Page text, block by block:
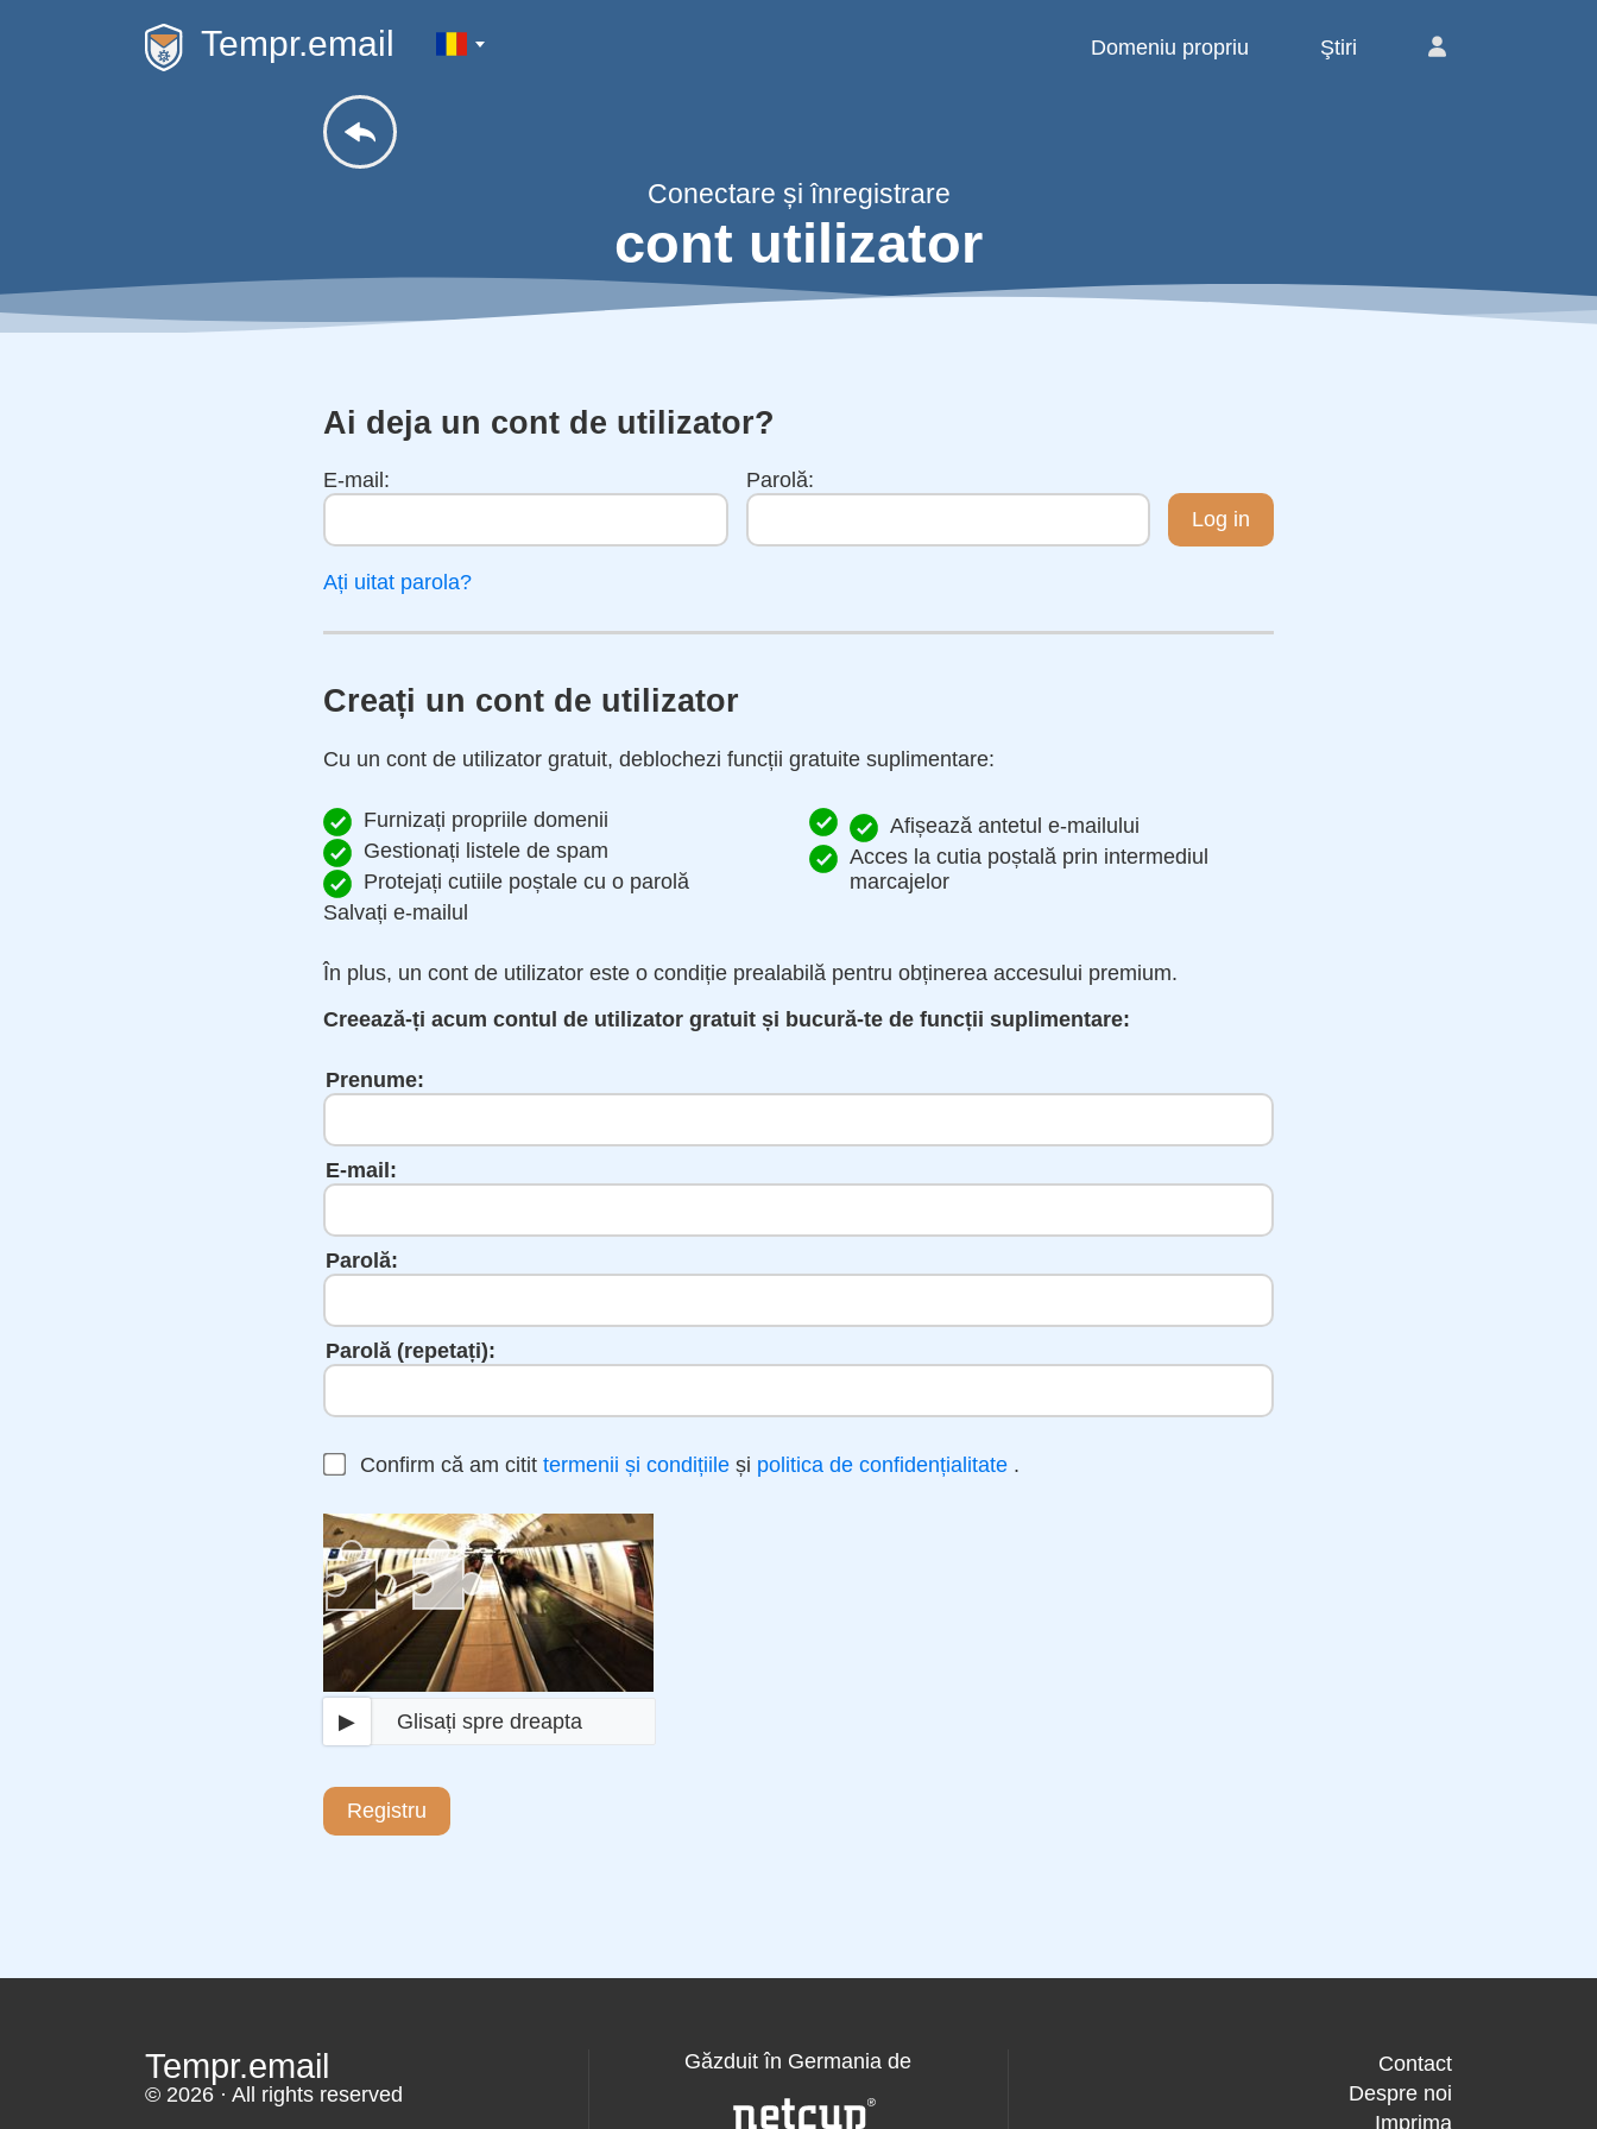
Tempr.email Domeniu propriu Ştiri
Conectare și înregistrare
cont utilizator
Ai deja un cont de utilizator?
E-mail:
Parolă:
Log in
Ați uitat parola?
Creați un cont de utilizator
Cu un cont de utilizator gratuit, deblochezi funcții gratuite suplimentare:
Furnizați propriile domenii
Gestionați listele de spam
Protejați cutiile poștale cu o parolă
Salvați e-mailul
Afișează antetul e-mailului
Acces la cutia poștală prin intermediul
marcajelor
În plus, un cont de utilizator este o condiție prealabilă pentru obținerea accesului premium.
Creează-ți acum contul de utilizator gratuit și bucură-te de funcții suplimentare:
Prenume:
E-mail:
Parolă:
Parolă (repetați):
Confirm că am citit termenii și condițiile și politica de confidențialitate .
▶ Glisați spre dreapta
Registru
Tempr.email
© 2026 · All rights reserved
Găzduit în Germania de
Contact
Despre noi
Imprima